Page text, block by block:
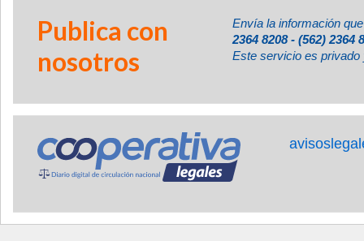
Publica con
nosotros
Envía la información
2364 8208 - (562) 2364
Este servicio es privado